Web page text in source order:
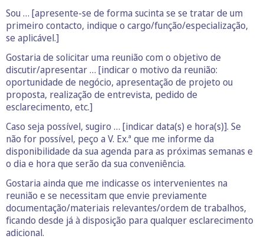
Sou … [apresente-se de forma sucinta se se tratar de um
primeiro contacto, indique o cargo/função/especialização,
se aplicável.]
Gostaria de solicitar uma reunião com o objetivo de
discutir/apresentar … [indicar o motivo da reunião:
oportunidade de negócio, apresentação de projeto ou
proposta, realização de entrevista, pedido de
esclarecimento, etc.]
Caso seja possível, sugiro … [indicar data(s) e hora(s)]. Se
não for possível, peço a V. Ex.ª que me informe da
disponibilidade da sua agenda para as próximas semanas e
o dia e hora que serão da sua conveniência.
Gostaria ainda que me indicasse os intervenientes na
reunião e se necessitam que envie previamente
documentação/materiais relevantes/ordem de trabalhos,
ficando desde já à disposição para qualquer esclarecimento
adicional.